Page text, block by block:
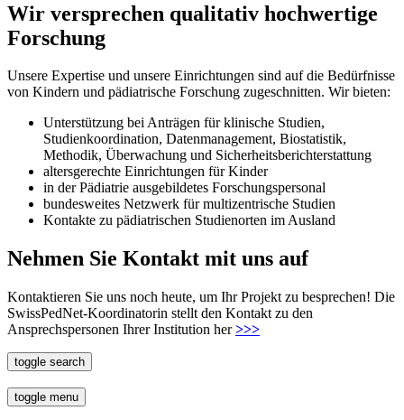
Wir versprechen qualitativ hochwertige
Forschung
Unsere Expertise und unsere Einrichtungen sind auf die Bedürfnisse
von Kindern und pädiatrische Forschung zugeschnitten. Wir bieten:
Unterstützung bei Anträgen für klinische Studien,
Studienkoordination, Datenmanagement, Biostatistik,
Methodik, Überwachung und Sicherheitsberichterstattung
altersgerechte Einrichtungen für Kinder
in der Pädiatrie ausgebildetes Forschungspersonal
bundesweites Netzwerk für multizentrische Studien
Kontakte zu pädiatrischen Studienorten im Ausland
Nehmen Sie Kontakt mit uns auf
Kontaktieren Sie uns noch heute, um Ihr Projekt zu besprechen! Die
SwissPedNet-Koordinatorin stellt den Kontakt zu den
Ansprechspersonen Ihrer Institution her>>>
toggle search
toggle menu